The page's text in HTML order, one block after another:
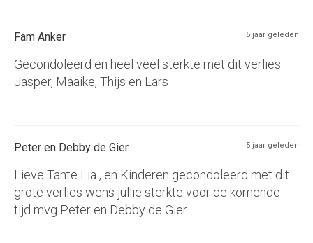
Fam Anker 5 jaar geleden
Gecondoleerd en heel veel sterkte met dit verlies.
Jasper, Maaike, Thijs en Lars
Peter en Debby de Gier 5 jaar geleden
Lieve Tante Lia , en Kinderen gecondoleerd met dit
grote verlies wens jullie sterkte voor de komende
tijd mvg Peter en Debby de Gier